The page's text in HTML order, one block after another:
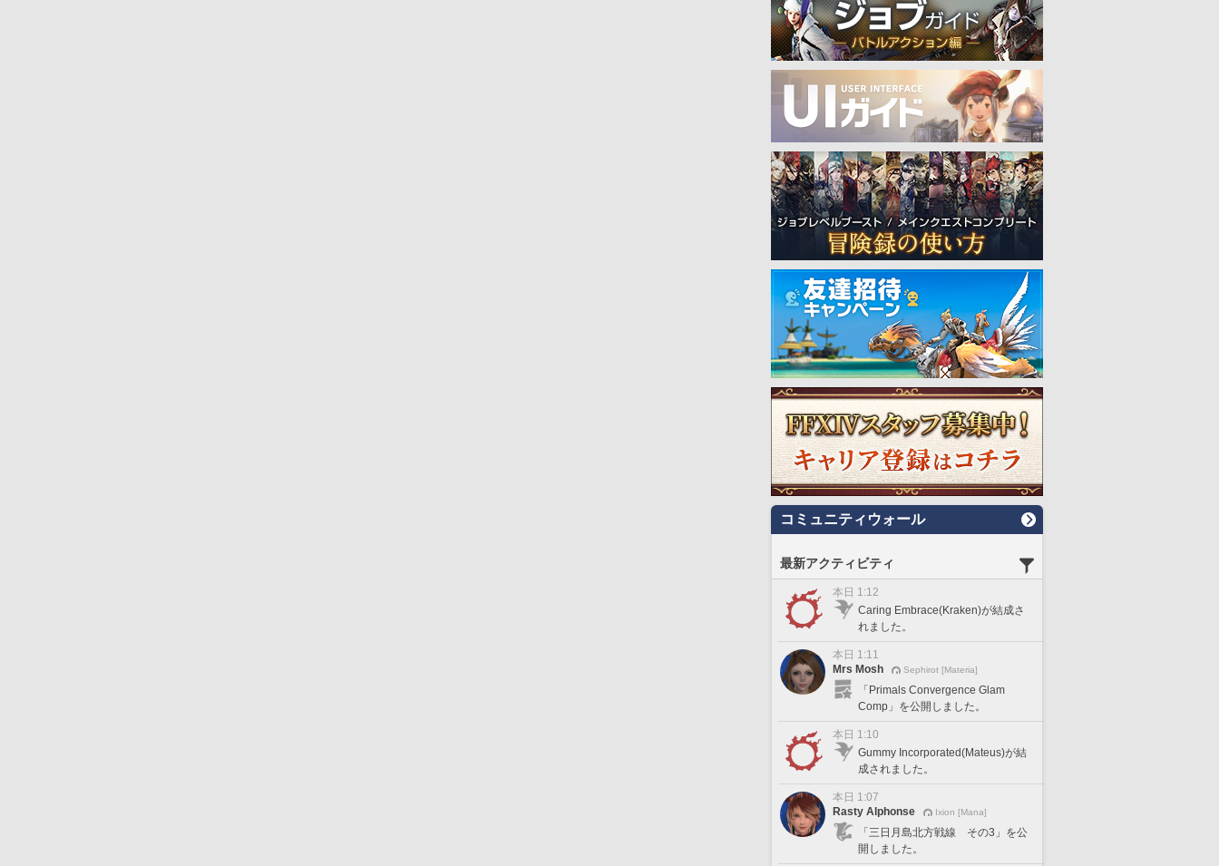
コミュニティウォール
最新アクティビティ
本日 1:12
Caring Embrace(Kraken)が結成さ
れました。
本日 1:11
Mrs Mosh
Sephirot [Materia]
「Primals Convergence Glam
Comp」を公開しました。
本日 1:10
Gummy Incorporated(Mateus)が結
成されました。
本日 1:07
Rasty Alphonse
Ixion [Mana]
「三日月島北方戦線 その3」を公
開しました。